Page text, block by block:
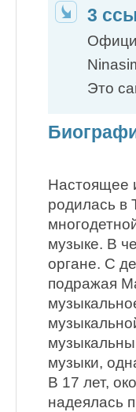
3
Это
Настоящее
родилась в
музыке. В
органе. С
подражая
музыки,
В 17 лет,
надеялась